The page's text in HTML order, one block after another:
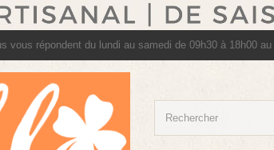
vous répondent du lundi au samedi de 09h30 à 18h00 au